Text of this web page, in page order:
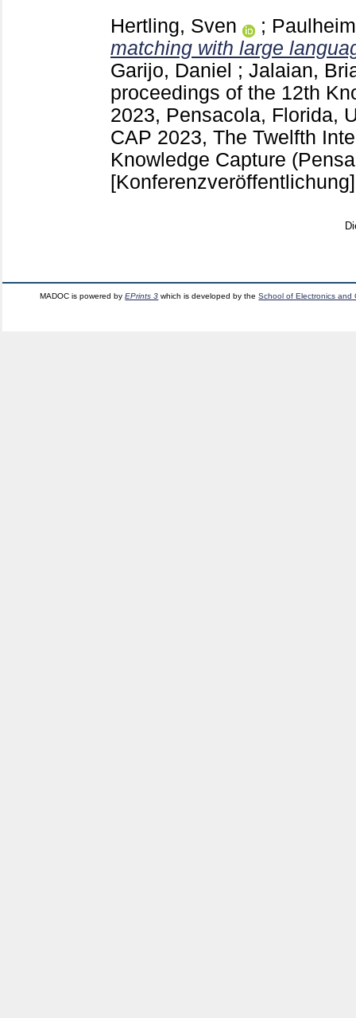
Hertling, Sven
;
matching with large
Garijo, Daniel ; Jalaian,
proceedings of the 12th
2023, Pensacola, Florida,
CAP 2023, The Twelfth
Knowledge Capture
[Konferenzveröffentlichung]
MADOC is powered byEPrints 3 which is developed by theSchool of Electronics and